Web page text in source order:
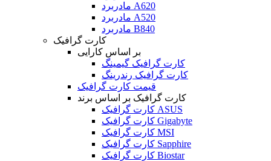
مادربرد A620
مادربرد A520
مادربرد B840
کارت گرافیک
بر اساس کارایی
کارت گرافیک گیمینگ
کارت گرافیک رندرینگ
قیمت کارت گرافیک
کارت گرافیک بر اساس برند
کارت گرافیک ASUS
کارت گرافیک Gigabyte
کارت گرافیک MSI
کارت گرافیک Sapphire
کارت گرافیک Biostar